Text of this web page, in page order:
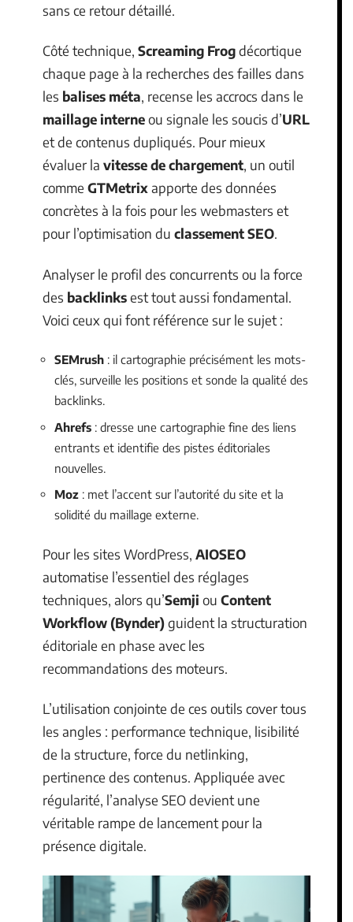
sans ce retour détaillé.
Côté technique, Screaming Frogdécortique
chaque page à la recherches des failles dans
les balises méta, recense les accrocs dans le
maillage interneou signale les soucis d’URL
et de contenus dupliqués. Pour mieux
évaluer la vitesse de chargement, un outil
comme GTMetrixapporte des données
concrètes à la fois pour les webmasters et
pour l’optimisation du classement SEO.
Analyser le profil des concurrents ou la force
des backlinksest tout aussi fondamental.
Voici ceux qui font référence sur le sujet :
SEMrush : il cartographie précisément les mots-
clés, surveille les positions et sonde la qualité des
backlinks.
Ahrefs : dresse une cartographie fine des liens
entrants et identifie des pistes éditoriales
nouvelles.
Moz : met l’accent sur l’autorité du site et la
solidité du maillage externe.
Pour les sites WordPress, AIOSEO
automatise l’essentiel des réglages
techniques, alors qu’Semji ou Content
Workflow (Bynder)guident la structuration
éditoriale en phase avec les
recommandations des moteurs.
L’utilisation conjointe de ces outils cover tous
les angles : performance technique, lisibilité
de la structure, force du netlinking,
pertinence des contenus. Appliquée avec
régularité, l’analyse SEO devient une
véritable rampe de lancement pour la
présence digitale.